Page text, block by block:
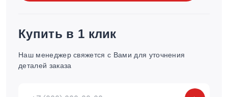
Купить в 1 клик
Наш менеджер свяжется с Вами для уточнения
деталей заказа